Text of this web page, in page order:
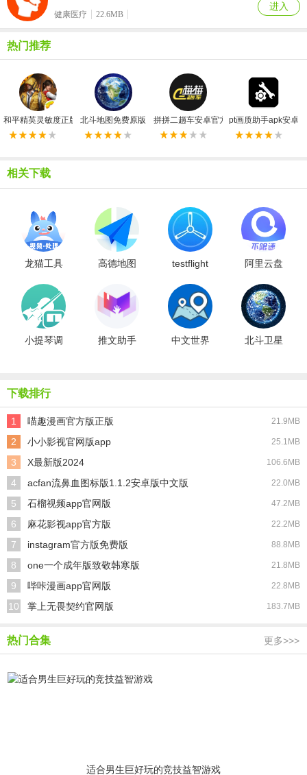
健康医疗 22.6MB
进入
热门推荐
和平精英灵敏度正版 北斗地图免费原版 拼拼二趟车安卓官方版pt画质助手apk安卓
相关下载
龙猫工具
高德地图
版
testflight
阿里云盘
小提琴调
推文助手
中文世界
北斗卫星
下载排行
1 喵趣漫画官方版正版 21.9MB
2 小小影视官网版app 25.1MB
3 X最新版2024 106.6MB
4 acfan流鼻血图标版1.1.2安卓版中文版 22.0MB
5 石榴视频app官网版 47.2MB
6 麻花影视app官方版 22.2MB
7 instagram官方版免费版 88.8MB
8 one一个成年版致敬韩寒版 21.8MB
9 哔咔漫画app官网版 22.8MB
10 掌上无畏契约官网版 183.7MB
热门合集 更多>>>
适合男生巨好玩的竞技益智游戏